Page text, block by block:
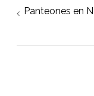
Navegación
entradas
Panteones en